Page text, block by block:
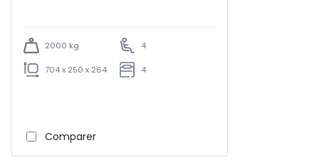
2000 kg 4
704 x 250 x 264 4
Comparer